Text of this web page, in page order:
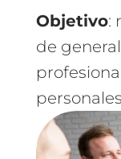
Objetivo:
de